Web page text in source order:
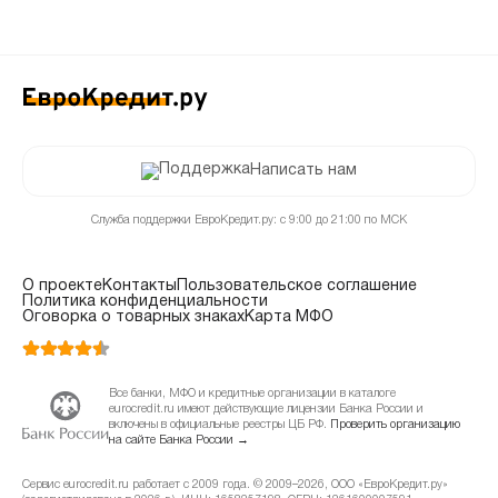
Написать нам
Служба поддержки ЕвроКредит.ру: с 9:00 до 21:00 по МСК
О проектеКонтакты Пользовательское соглашение
Политика конфиденциальности
Оговорка о товарных знакахКарта МФО
Все банки, МФО и кредитные организации в каталоге
eurocredit.ru имеют действующие лицензии Банка России и
включены в официальные реестры ЦБ РФ.
Проверить организацию
на сайте Банка России →
Сервис eurocredit.ru работает с 2009 года. © 2009–2026, ООО «ЕвроКредит.ру»